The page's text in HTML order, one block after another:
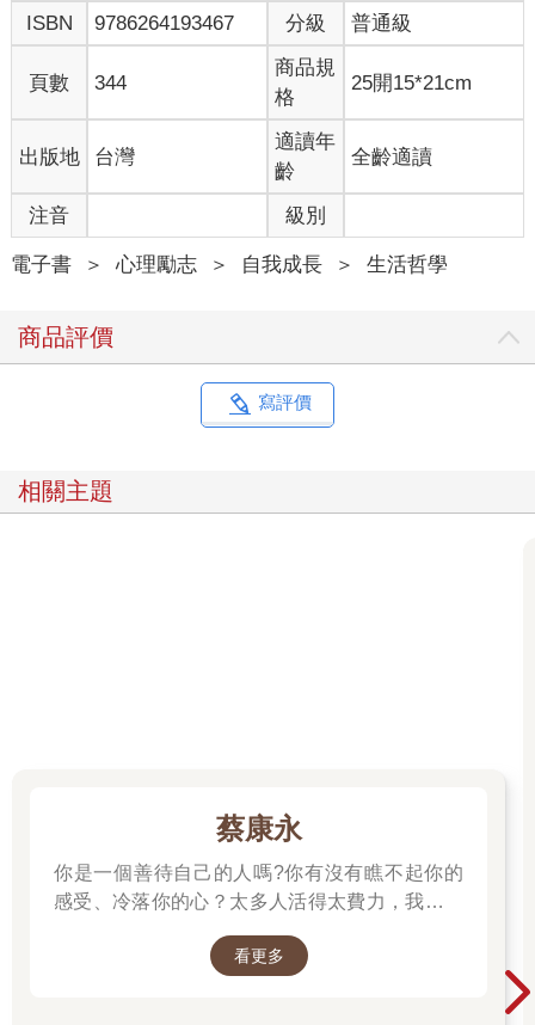
波士頓看她，到了五月，我必須回東京，儘管我在留學前的生涯
規劃是去日本的文部省工作，全然沒有打算在美國念研究所，但
那時我已下定決心要回美國。一九九三年六月畢業後，我離開日
本，從此不再回去，之後流轉於紐約市、伊利諾州香檳市
（Champaign）、明尼蘇達州明尼亞波里斯市（Minneapolis）、
維吉尼亞州夏洛特鎮（Charlottesville）等地，最後在芝加哥落
腳。在這過程中，我娶了在史泰登島認識的韓國女孩，我們的兩
個孩子分別出生在兩個不同的城市。我已經多年沒有和任何一位
兒時的友人見面。 離開家鄉三十年後，隨著年紀增長，加上試著
維持家族的情感聯繫，我經常納悶著我的人生怎麼會與父親的人
適。春季的年度賞櫻會，夏季的盆踴祭典，秋季的賞楓之旅，冬
季的溫泉。安適美好的人生。相反地，我的人生一點也不安定、
一點也不熟悉，承受著更多壓力，來自授課、批改成績和寫作截
止日期，當中混雜著無數次被拒之門外的經驗（例如：申請經
活，希望每個禮拜能有個晚上跟老朋友喝個小酒，回憶學生時
舒適和挑戰的人生；傳統與非傳統的人生，這之間存在著利弊得
失，但是，哪一種才能讓我們更接近「美好」的人生呢？ 要回答
這個問題，我會汲取我數十年來的心理科學研究，輔以現有文
學、電影、哲學著作中的案例資料，但我們首先要問的是，究竟
娜．塔特（Donna Tartt）被問到她在這本小說中想探討什麼問題
時，她回答：「什麼是美好的人生……是讓自己感到幸福？是屬
ISBN
9786264193467 分級 普通級
頁數 344
商品規
格
25開15*21cm
出版地 台灣
適讀年
齡
全齡適讀
注音 級別
電子書 ＞ 心理勵志 ＞ 自我成長 ＞ 生活哲學
商品評價
寫評價
相關主題
蔡康永
你是一個善待自己的人嗎?你有沒有瞧不起你的
感受、冷落你的心？太多人活得太費力，我想為
舒服、也更滿足的方法。所以我寫了這本書。
看更多